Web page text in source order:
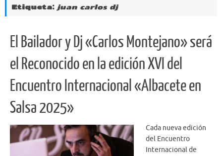
Etiqueta: juan carlos dj
El Bailador y Dj «Carlos Montejano» será
el Reconocido en la edición XVI del
Encuentro Internacional «Albacete en
Salsa 2025»
Cada nueva edición
del Encuentro
Internacional de